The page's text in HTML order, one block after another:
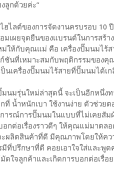
งลูกด้วยค่ะ”
ฮไลต์ของการจัดงานครบรอบ
มเผยจุดยืนของแบรนด์ในการสร้า
ม่ให้กับคุณแม่ คือ เครื่องปั๊มนมไร้
ชันที่เหมาะสมกับพฤติกรรมของคุ
นเครื่องปั๊มนมไร้สายที่ปั๊มนมได้เ
มนมรุ่นใหม่ล่าสุดนี้ จะเป็นอีกหนึ่ง
ที่ น้ำหนักเบา ใช้งานง่าย ตัวช่วย
ารณ์การปั๊มนมในแบบที่ไม่เคยสั
อกต่อเรื่องราวดีๆ ให้คุณแม่มาตล
ผลิตสินค้าที่ดี มีคุณภาพโดยให้คว
มีที่ปรึกษาที่ดี คอยเอาใจใส่และพู
ดใจลูกค้าและเกิดการบอกต่อเรื่อ